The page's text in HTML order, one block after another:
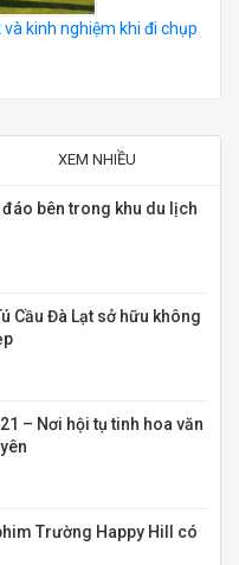
kinh nghiệm khi đi chụp
XEM NHIỀU
bên trong khu du lịch
Cầu Đà Lạt sở hữu không
– Nơi hội tụ tinh hoa văn
Trường Happy Hill có